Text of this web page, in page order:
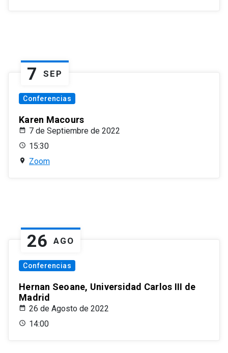
7 SEP
Conferencias
Karen Macours
7 de Septiembre de 2022
15:30
Zoom
26 AGO
Conferencias
Hernan Seoane, Universidad Carlos III de
Madrid
26 de Agosto de 2022
14:00